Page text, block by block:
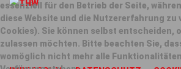
essenziell für den Betrieb der Seite,
diese Website und die Nutzererfahrung
Cookies). Sie können selbst entscheiden,
zulassen möchten. Bitte beachten Sie,
womöglich nicht mehr alle